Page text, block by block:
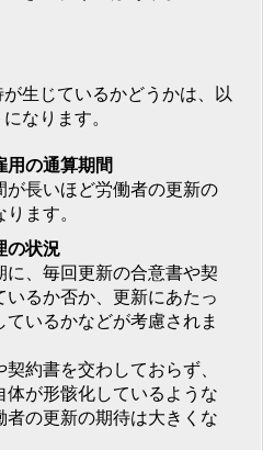
生じているかどうかは、以
なります。
用の通算期間
が長いほど労働者の更新の
ます。
の状況
に、毎回更新の合意書や契
いるか否か、更新にあたっ
ているかなどが考慮されま
約書を交わしておらず、
体が形骸化しているような
者の更新の期待は大きくな